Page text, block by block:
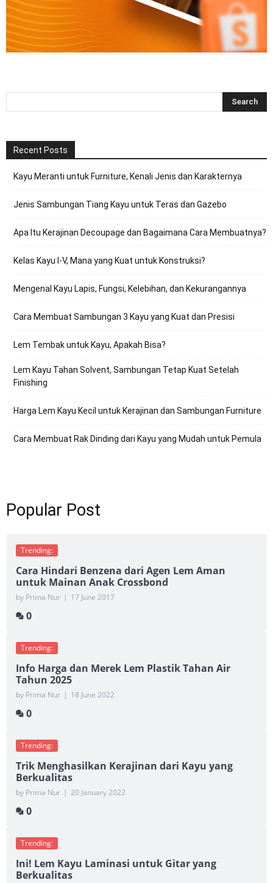
Recent Posts
Kayu Meranti untuk Furniture, Kenali Jenis dan Karakternya
Jenis Sambungan Tiang Kayu untuk Teras dan Gazebo
Apa Itu Kerajinan Decoupage dan Bagaimana Cara Membuatnya?
Kelas Kayu I-V, Mana yang Kuat untuk Konstruksi?
Mengenal Kayu Lapis, Fungsi, Kelebihan, dan Kekurangannya
Cara Membuat Sambungan 3 Kayu yang Kuat dan Presisi
Lem Tembak untuk Kayu, Apakah Bisa?
Lem Kayu Tahan Solvent, Sambungan Tetap Kuat Setelah
Finishing
Harga Lem Kayu Kecil untuk Kerajinan dan Sambungan Furniture
Cara Membuat Rak Dinding dari Kayu yang Mudah untuk Pemula
Popular Post
Trending:
Cara Hindari Benzena dari Agen Lem Aman
untuk Mainan Anak Crossbond
by Prima Nur | 17 June 2017
0
Trending:
Info Harga dan Merek Lem Plastik Tahan Air
Tahun 2025
by Prima Nur | 18 June 2022
0
Trending:
Trik Menghasilkan Kerajinan dari Kayu yang
Berkualitas
by Prima Nur | 20 January 2022
0
Trending:
Ini! Lem Kayu Laminasi untuk Gitar yang
Berkualitas